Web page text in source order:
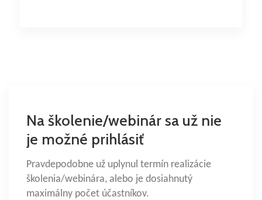
Na školenie/webinár sa už nie
je možné prihlásiť
Pravdepodobne už uplynul termín realizácie
školenia/webinára, alebo je dosiahnutý
maximálny počet účastníkov.